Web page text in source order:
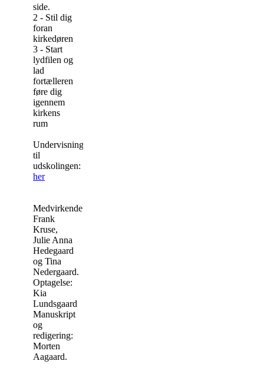
side.
2 - Stil dig
foran
kirkedøren
3 - Start
lydfilen og
lad
fortælleren
føre dig
igennem
kirkens
rum
Undervisningsforløb
til
udskolingen:
her
Medvirkende:
Frank
Kruse,
Julie Anna
Hedegaard
og Tina
Nedergaard.
Optagelse:
Kia
Lundsgaard
Manuskript
og
redigering:
Morten
Aagaard.